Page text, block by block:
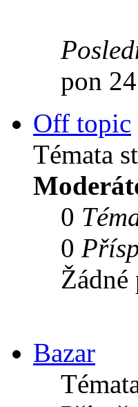
pon
Off topic
Témata
0
0
Bazar